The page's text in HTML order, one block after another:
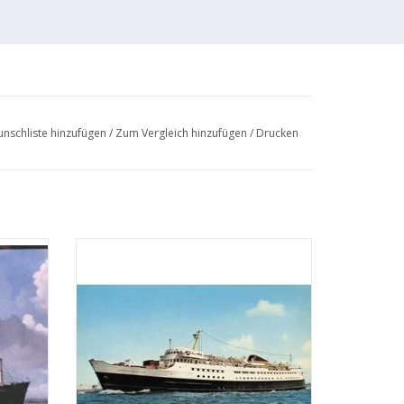
Seiten)
sondern ein Entwurf
hinzufügen / Zum Vergleich hinzufügen / Drucken
200
500 (10.10.015)
ZUM WARENKORB HINZUFÜGEN